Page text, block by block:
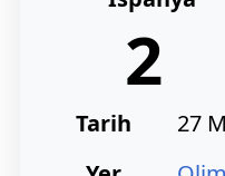
2
Tarih
27